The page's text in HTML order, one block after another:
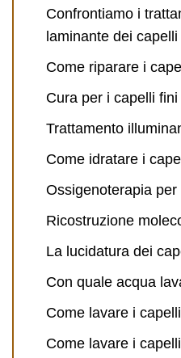
Confrontiamo i
laminante dei capelli
Come riparare i
Cura per i capelli fini
Trattamento
Come idratare i
Ossigenoterapia per
Ricostruzione
La lucidatura dei
Con quale acqua
Come lavare i
Come lavare i